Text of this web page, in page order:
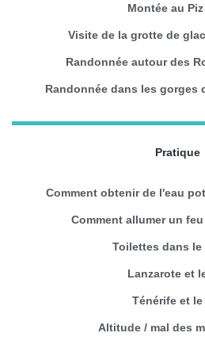
Montée au
Visite de la grotte de
Randonnée autour des
Randonnée dans les gorges
Pratique
Comment obtenir de l'eau
Comment allumer un
Toilettes dans le
Lanzarote et
Ténérife et
Altitude / mal des